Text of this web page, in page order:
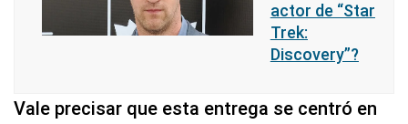
actor de “Star
Trek:
Discovery”?
Vale precisar que esta entrega se centró en